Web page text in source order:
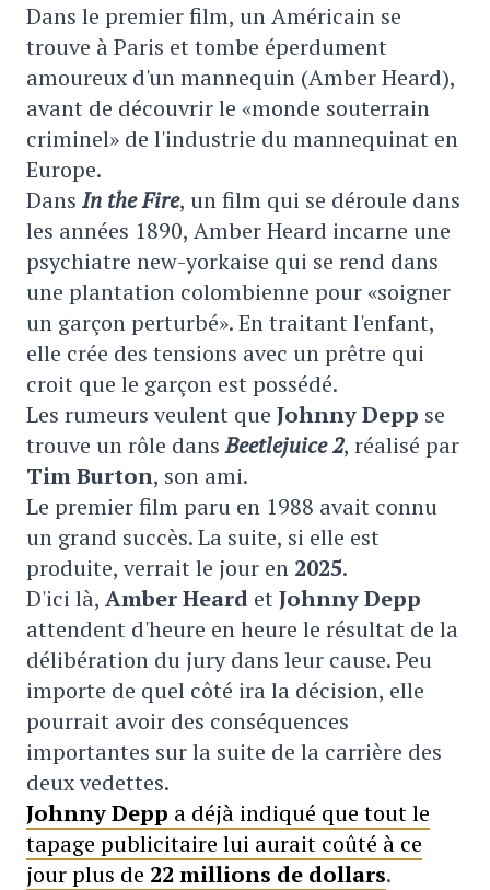
Dans le premier film, un Américain se
trouve à Paris et tombe éperdument
amoureux d'un mannequin (Amber Heard),
avant de découvrir le «monde souterrain
criminel» de l'industrie du mannequinat en
Europe.
Dans In the Fire, un film qui se déroule dans
les années 1890, Amber Heard incarne une
psychiatre new-yorkaise qui se rend dans
une plantation colombienne pour «soigner
un garçon perturbé». En traitant l'enfant,
elle crée des tensions avec un prêtre qui
croit que le garçon est possédé.
Les rumeurs veulent que Johnny Depp se
trouve un rôle dansBeetlejuice 2, réalisé par
Tim Burton, son ami.
Le premier film paru en 1988 avait connu
un grand succès. La suite, si elle est
produite, verrait le jour en 2025.
D'ici là, Amber Heard et Johnny Depp
attendent d'heure en heure le résultat de la
délibération du jury dans leur cause. Peu
importe de quel côté ira la décision, elle
pourrait avoir des conséquences
importantes sur la suite de la carrière des
deux vedettes.
Johnny Depp a déjà indiqué que tout le
tapage publicitaire lui aurait coûté à ce
jour plus de 22 millions de dollars.